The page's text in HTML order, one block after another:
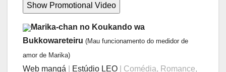
Marika-chan no Koukando wa
Bukkowareteiru (Mau funcionamento do medidor de
amor de Marika)
Web mangá Estúdio LEO
| Comédia, Romance,